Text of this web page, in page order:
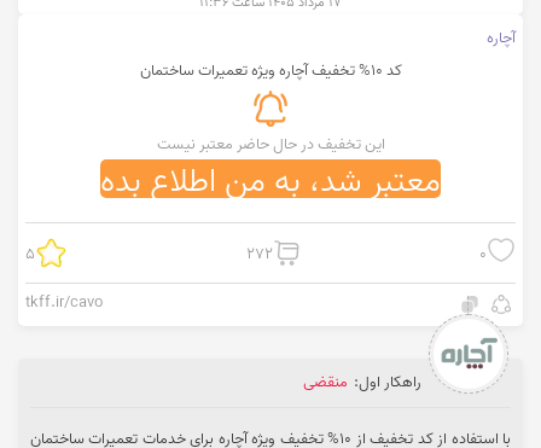
آچاره
کد 10% تخفیف آچاره ویژه تعمیرات ساختمان
این تخفیف در حال حاضر معتبر نیست
معتبر شد، به من اطلاع بده
0
272
5
tkff.ir/cavo
راهکار اول: منقضی
با استفاده از کد تخفیف از 10% تخفیف ویژه آچاره برای خدمات تعمیرات ساختمان